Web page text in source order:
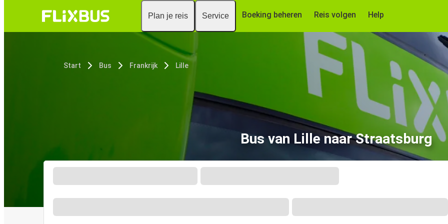
Plan je reis Service Boeking beheren Reis volgen Help
Start Bus Frankrijk Lille
Bus van Lille naar Straatsburg